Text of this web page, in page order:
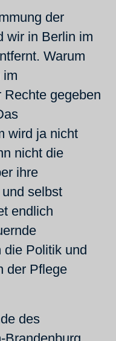
der
wir in Berlin im
Warum
im
gegeben
wird ja nicht
nicht die
ihre
selbst
endlich
die Politik und
der Pflege
des